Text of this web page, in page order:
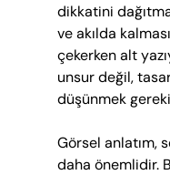
dikkatini
ve akılda
çekerken alt
unsur değil,
düşünmek
Görsel anlatım,
daha önemlidir.